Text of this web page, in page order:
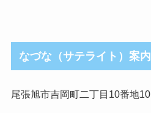
なづな（サテライト）案内
尾張旭市吉岡町二丁目10番地10